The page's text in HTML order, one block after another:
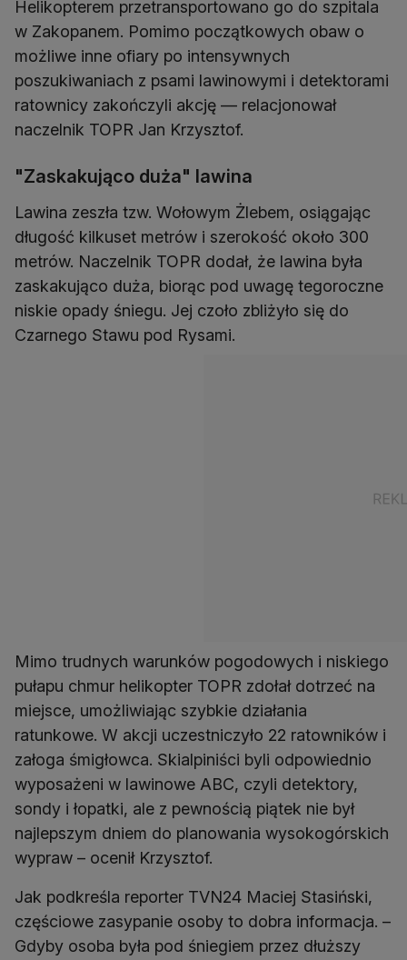
Helikopterem przetransportowano go do szpitala
w Zakopanem. Pomimo początkowych obaw o
możliwe inne ofiary po intensywnych
poszukiwaniach z psami lawinowymi i detektorami
ratownicy zakończyli akcję — relacjonował
naczelnik TOPR Jan Krzysztof.
"Zaskakująco duża" lawina
Lawina zeszła tzw. Wołowym Żlebem, osiągając
długość kilkuset metrów i szerokość około 300
metrów. Naczelnik TOPR dodał, że lawina była
zaskakująco duża, biorąc pod uwagę tegoroczne
niskie opady śniegu. Jej czoło zbliżyło się do
Czarnego Stawu pod Rysami.
Mimo trudnych warunków pogodowych i niskiego
pułapu chmur helikopter TOPR zdołał dotrzeć na
miejsce, umożliwiając szybkie działania
ratunkowe. W akcji uczestniczyło 22 ratowników i
załoga śmigłowca. Skialpiniści byli odpowiednio
wyposażeni w lawinowe ABC, czyli detektory,
sondy i łopatki, ale z pewnością piątek nie był
najlepszym dniem do planowania wysokogórskich
wypraw – ocenił Krzysztof.
Jak podkreśla reporter TVN24 Maciej Stasiński,
częściowe zasypanie osoby to dobra informacja. –
Gdyby osoba była pod śniegiem przez dłuższy